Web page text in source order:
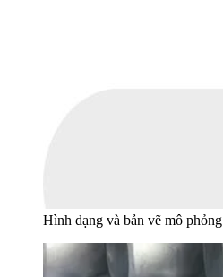
Hình dạng và bản vẽ mô phỏng